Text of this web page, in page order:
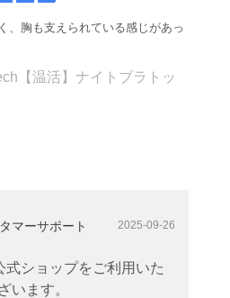
、胸も支えられている感じがあっ
【温活】ナイトブラトッ
マーサポート 2025-09-26
式ショップをご利用いた
います。